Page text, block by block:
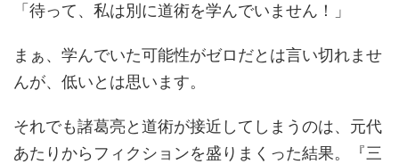
「待って、私は別に道術を学んでいません！」
まぁ、学んでいた可能性がゼロだとは言い切れませ
んが、低いとは思います。
それでも諸葛亮と道術が接近してしまうのは、元代
あたりからフィクションを盛りまくった結果。『三